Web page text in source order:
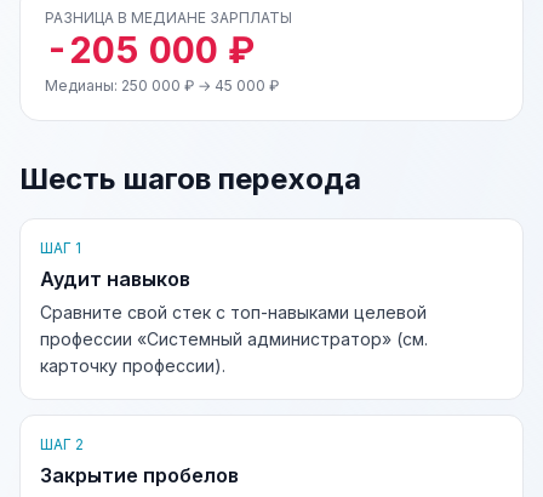
РАЗНИЦА В МЕДИАНЕ ЗАРПЛАТЫ
-205 000 ₽
Медианы: 250 000 ₽ → 45 000 ₽
Шесть шагов перехода
ШАГ 1
Аудит навыков
Сравните свой стек с топ-навыками целевой
профессии «Системный администратор» (см.
карточку профессии).
ШАГ 2
Закрытие пробелов